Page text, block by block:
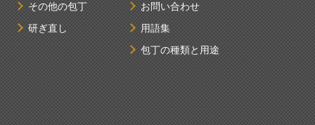
その他の包丁
研ぎ直し
お問い合わせ
用語集
包丁の種類と用途